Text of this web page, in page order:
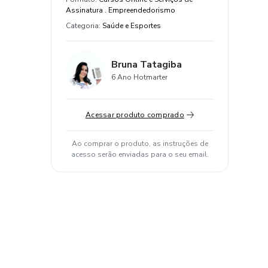
Assinatura . Empreendedorismo
Categoria: Saúde e Esportes
Bruna Tatagiba
6 Ano Hotmarter
Acessar produto comprado
Ao comprar o produto, as instruções de
acesso serão enviadas para o seu email.